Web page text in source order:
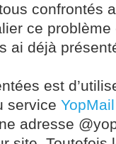
confrontés
ce
ai déjà
est
service YopMail
adresse